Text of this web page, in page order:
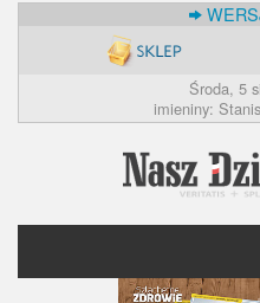
Środa, 5
imieniny: